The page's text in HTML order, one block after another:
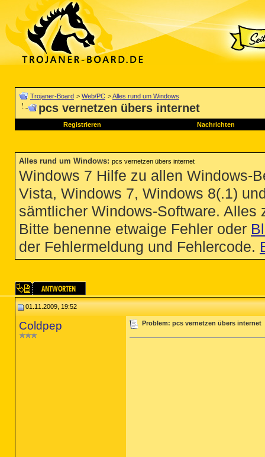
Trojaner-Board > Web/PC >Alles rund um Windows
pcs vernetzen übers internet
Registrieren Nachrichten
Alles rund um Windows: pcs vernetzen übers internet
Windows 7 Hilfe zu allen Windows-
Vista, Windows 7, Windows 8(.1)
sämtlicher Windows-Software.
Bitte benenne etwaige Fehler oder
der Fehlermeldung und Fehlercode.
01.11.2009, 19:52
Coldpep Problem: pcs vernetzen übers internet